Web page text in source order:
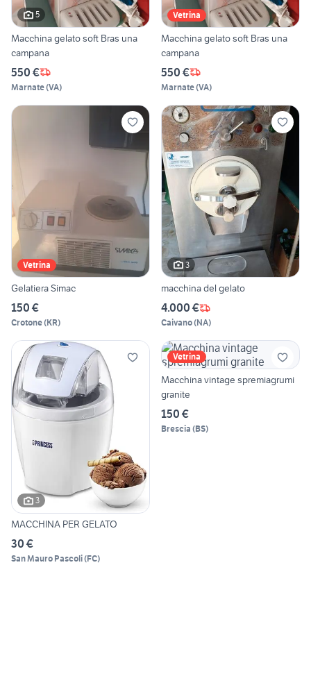
5
Macchina gelato soft Bras una
campana
550 €
Marnate(VA)
Vetrina
Macchina gelato soft Bras una
campana
550 €
Marnate(VA)
Vetrina
Gelatiera Simac
150 €
Crotone(KR)
3
macchina del gelato
4.000 €
Caivano(NA)
3
MACCHINA PER GELATO
30 €
San Mauro Pascoli(FC)
Vetrina
Macchina vintage spremiagrumi
granite
150 €
Brescia (BS)